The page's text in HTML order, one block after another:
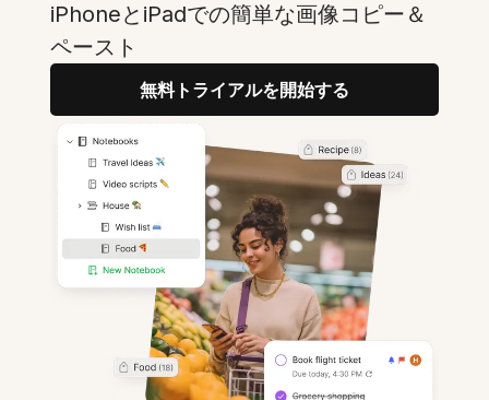
iPhoneとiPadでの簡単な画像コピー＆
ペースト
無料トライアルを開始する